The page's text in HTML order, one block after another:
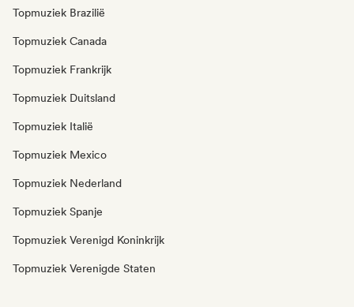
Topmuziek Brazilië
Topmuziek Canada
Topmuziek Frankrijk
Topmuziek Duitsland
Topmuziek Italië
Topmuziek Mexico
Topmuziek Nederland
Topmuziek Spanje
Topmuziek Verenigd Koninkrijk
Topmuziek Verenigde Staten